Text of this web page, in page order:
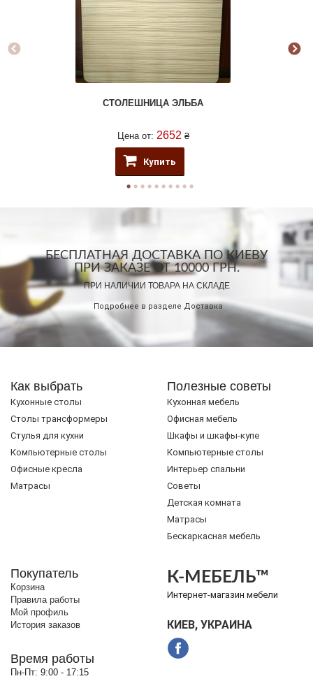
СТОЛЕШНИЦА ЭЛЬБА
Цена от: 2652 ₴
Купить
БЕСПЛАТНАЯ ДОСТАВКА ПО КИЕВУ
ПРИ ЗАКАЗЕ ОТ 10000 ГРН.
ПРИ НАЛИЧИИ ТОВАРА НА СКЛАДЕ
Подробнее в разделе Доставка
Как выбрать
Кухонные столы
Cтолы трансформеры
Стулья для кухни
Компьютерные столы
Офисные кресла
Матрасы
Полезные советы
Кухонная мебель
Офисная мебель
Шкафы и шкафы-купе
Компьютерные столы
Интерьер спальни
Советы
Детская комната
Матрасы
Бескаркасная мебель
Покупатель
Корзина
Правила работы
Мой профиль
История заказов
Время работы
Пн-Пт: 9:00 - 17:15
К-МЕБЕЛЬ™
Интернет-магазин мебели
КИЕВ, УКРАИНА